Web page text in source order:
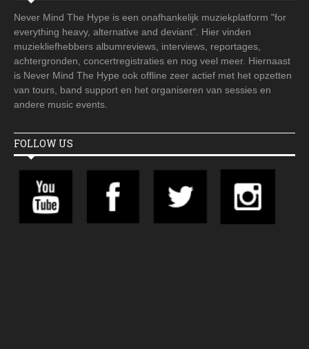
Never Mind The Hype is een onafhankelijk muziekplatform "for
everything heavy, alternative and deviant". Hier vinden
muziekliefhebbers albumreviews, interviews, reportages,
achtergronden, concertregistraties en nog veel meer. Hiernaast
is Never Mind The Hype ook offline zeer actief met het opzetten
van tours, band support en het organiseren van sessies en
andere music events.
FOLLOW US